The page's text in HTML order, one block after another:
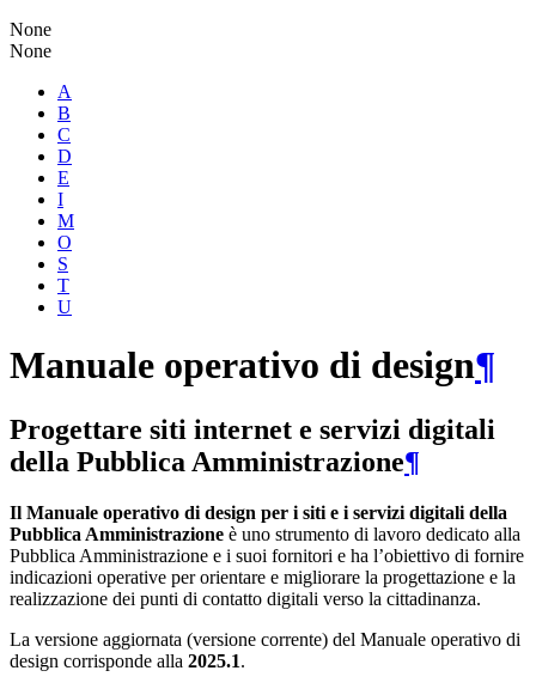
None
None
A
B
C
D
E
I
M
O
S
T
U
Manuale operativo di design¶
Progettare siti internet e servizi digitali
della Pubblica Amministrazione¶
Il Manuale operativo di design per i siti e i servizi digitali della
Pubblica Amministrazione è uno strumento di lavoro dedicato alla
Pubblica Amministrazione e i suoi fornitori e ha l’obiettivo di fornire
indicazioni operative per orientare e migliorare la progettazione e la
realizzazione dei punti di contatto digitali verso la cittadinanza.
La versione aggiornata (versione corrente) del Manuale operativo di
design corrisponde alla 2025.1.